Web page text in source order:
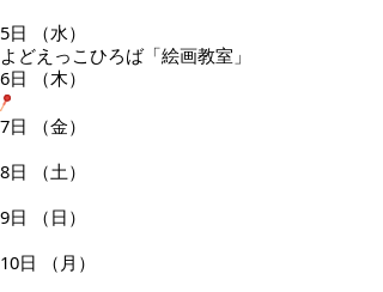
5日
（水）
よどえっこひろば「絵画教室」
6日
（木）
7日
（金）
8日
（土）
9日
（日）
10日
（月）